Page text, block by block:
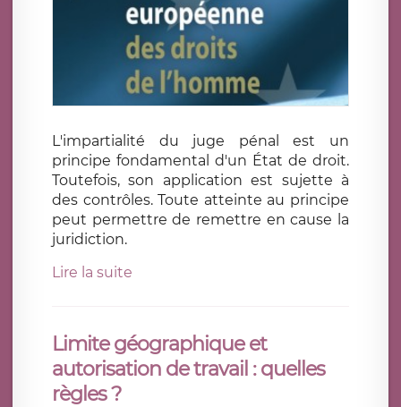
L'impartialité du juge pénal est un
principe fondamental d'un État de droit.
Toutefois, son application est sujette à
des contrôles. Toute atteinte au principe
peut permettre de remettre en cause la
juridiction.
Lire la suite
Limite géographique et
autorisation de travail : quelles
règles ?